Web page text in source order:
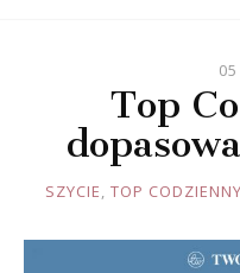
Top
JOULE
SZYCIE, TOP CODZIENNY